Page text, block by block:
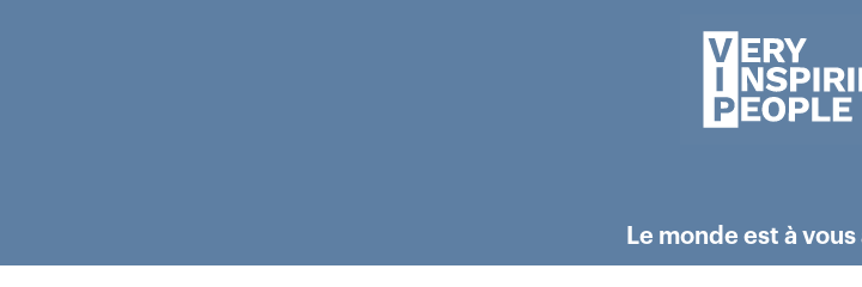
Le monde est à